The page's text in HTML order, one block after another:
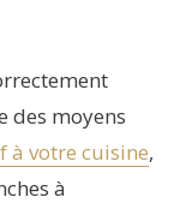
des moyens
à votre cuisine,
à